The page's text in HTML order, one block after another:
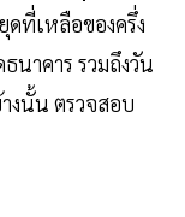
ดที่เหลือของครึ่ง
นาคาร รวมถึงวัน
งนั้น ตรวจสอบ